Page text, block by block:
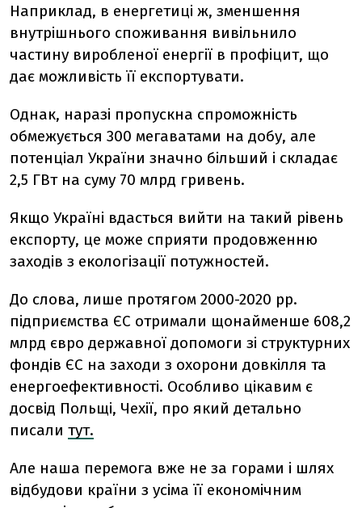
Наприклад, в енергетиці ж, зменшення
внутрішнього споживання вивільнило
частину виробленої енергії в профіцит, що
дає можливість її експортувати.
Однак, наразі пропускна спроможність
обмежується 300 мегаватами на добу, але
потенціал України значно більший і складає
2,5 ГВт на суму 70 млрд гривень.
Якщо Україні вдасться вийти на такий рівень
експорту, це може сприяти продовженню
заходів з екологізації потужностей.
До слова, лише протягом 2000-2020 рр.
підприємства ЄС отримали щонайменше 608,2
млрд євро державної допомоги зі структурних
фондів ЄС на заходи з охорони довкілля та
енергоефективності. Особливо цікавим є
досвід Польщі, Чехії, про який детально
писали тут.
Але наша перемога вже не за горами і шлях
відбудови країни з усіма її економічним